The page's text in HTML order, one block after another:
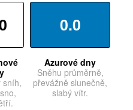
sníh,
0.0
Azurové dny
Sněhu průměrně,
převážně slunečně,
slabý vítr.